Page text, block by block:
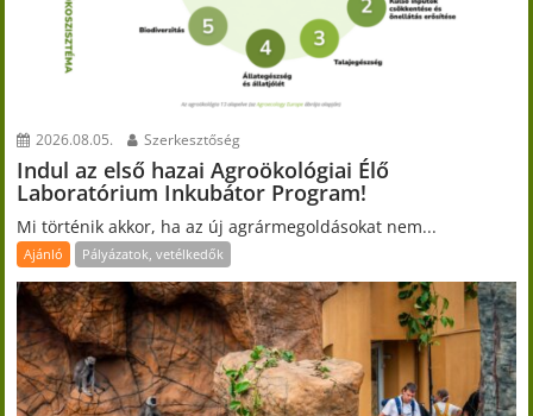
2026.08.05. Szerkesztőség
Indul az első hazai Agroökológiai Élő
Laboratórium Inkubátor Program!
Mi történik akkor, ha az új agrármegoldásokat nem...
Ajánló Pályázatok, vetélkedők